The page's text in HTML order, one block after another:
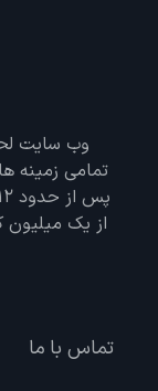
وب سایت
از یک میلیون
تماس با ما